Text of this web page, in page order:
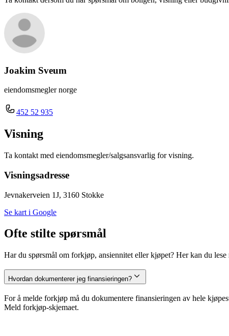
Joakim Sveum
eiendomsmegler norge
452 52 935
Visning
Ta kontakt med eiendomsmegler/salgsansvarlig for visning.
Visningsadresse
Jevnakerveien 1J, 3160 Stokke
Se kart i Google
Ofte stilte spørsmål
Har du spørsmål om forkjøp, ansiennitet eller kjøpet? Her kan du
Hvordan dokumenterer jeg finansieringen?
For å melde forkjøp må du dokumentere finansieringen av hele
Meld forkjøp-skjemaet.